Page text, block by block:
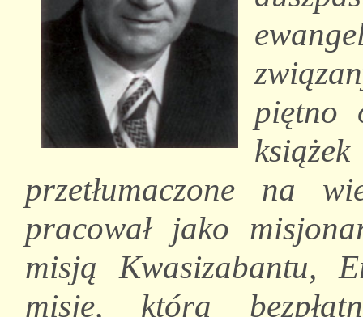
piętno
przetłumaczone na
pracował jako
misją Kwasizabantu,
misję, która